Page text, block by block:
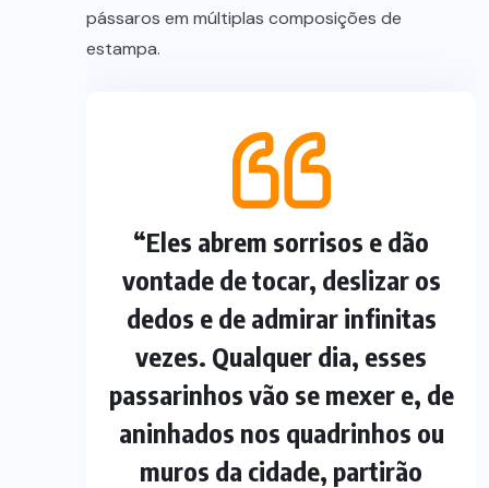
pássaros em múltiplas composições de
estampa.
“Eles abrem sorrisos e dão
vontade de tocar, deslizar os
dedos e de admirar infinitas
vezes. Qualquer dia, esses
passarinhos vão se mexer e, de
aninhados nos quadrinhos ou
muros da cidade, partirão